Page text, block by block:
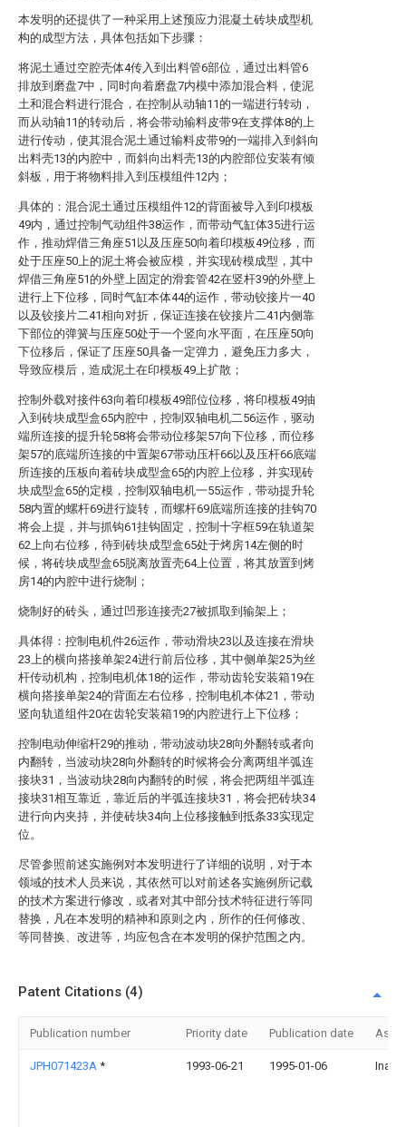
本发明的还提供了一种采用上述预应力混凝土砖块成型机
构的成型方法，具体包括如下步骤：
将泥土通过空腔壳体4传入到出料管6部位，通过出料管6
排放到磨盘7中，同时向着磨盘7内模中添加混合料，使泥
土和混合料进行混合，在控制从动轴11的一端进行转动，
而从动轴11的转动后，将会带动输料皮带9在支撑体8的上
进行传动，使其混合泥土通过输料皮带9的一端排入到斜向
出料壳13的内腔中，而斜向出料壳13的内腔部位安装有倾
斜板，用于将物料排入到压模组件12内；
具体的：混合泥土通过压模组件12的背面被导入到印模板
49内，通过控制气动组件38运作，而带动气缸体35进行运
作，推动焊借三角座51以及压座50向着印模板49位移，而
处于压座50上的泥土将会被应模，并实现砖模成型，其中
焊借三角座51的外壁上固定的滑套管42在竖杆39的外壁上
进行上下位移，同时气缸本体44的运作，带动铰接片一40
以及铰接片二41相向对折，保证连接在铰接片二41内侧靠
下部位的弹簧与压座50处于一个竖向水平面，在压座50向
下位移后，保证了压座50具备一定弹力，避免压力多大，
导致应模后，造成泥土在印模板49上扩散；
控制外载对接件63向着印模板49部位位移，将印模板49抽
入到砖块成型盒65内腔中，控制双轴电机二56运作，驱动
端所连接的提升轮58将会带动位移架57向下位移，而位移
架57的底端所连接的中置架67带动压杆66以及压杆66底端
所连接的压板向着砖块成型盒65的内腔上位移，并实现砖
块成型盒65的定模，控制双轴电机一55运作，带动提升轮
58内置的螺杆69进行旋转，而螺杆69底端所连接的挂钩70
将会上提，并与抓钩61挂钩固定，控制十字框59在轨道架
62上向右位移，待到砖块成型盒65处于烤房14左侧的时
候，将砖块成型盒65脱离放置壳64上位置，将其放置到烤
房14的内腔中进行烧制；
烧制好的砖头，通过凹形连接壳27被抓取到输架上；
具体得：控制电机件26运作，带动滑块23以及连接在滑块
23上的横向搭接单架24进行前后位移，其中侧单架25为丝
杆传动机构，控制电机体18的运作，带动齿轮安装箱19在
横向搭接单架24的背面左右位移，控制电机本体21，带动
竖向轨道组件20在齿轮安装箱19的内腔进行上下位移；
控制电动伸缩杆29的推动，带动波动块28向外翻转或者向
内翻转，当波动块28向外翻转的时候将会分离两组半弧连
接块31，当波动块28向内翻转的时候，将会把两组半弧连
接块31相互靠近，靠近后的半弧连接块31，将会把砖块34
进行向内夹持，并使砖块34向上位移接触到抵条33实现定
位。
尽管参照前述实施例对本发明进行了详细的说明，对于本
领域的技术人员来说，其依然可以对前述各实施例所记载
的技术方案进行修改，或者对其中部分技术特征进行等同
替换，凡在本发明的精神和原则之内，所作的任何修改、
等同替换、改进等，均应包含在本发明的保护范围之内。
Patent Citations (4)
Publication number Priority date Publication date
JPH071423A * 1993-06-21 1995-01-06 Inax